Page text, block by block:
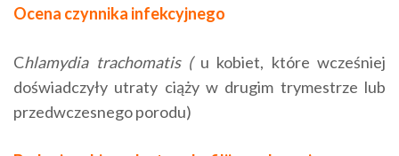
Ocena czynnika infekcyjnego
Chlamydia trachomatis (u kobiet, które wcześniej
doświadczyły utraty ciąży w drugim trymestrze lub
przedwczesnego porodu)